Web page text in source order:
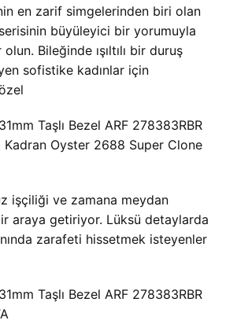
en zarif simgelerinden biri olan
büyüleyici bir yorumuyla
olun. Bileğinde ışıltılı bir duruş
sofistike kadınlar için
Taşlı Bezel ARF 278383RBR
Kadran Oyster 2688 Super Clone
işçiliği ve zamana meydan
araya getiriyor. Lüksü detaylarda
zarafeti hissetmek isteyenler
Taşlı Bezel ARF 278383RBR